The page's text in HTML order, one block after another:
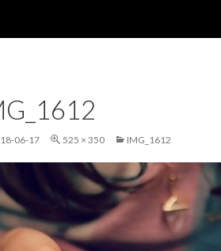
06-17 525 × 350 IMG_1612